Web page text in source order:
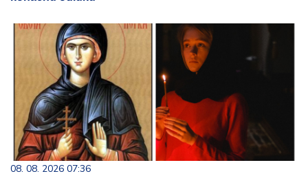
08. 08. 2026 07:36